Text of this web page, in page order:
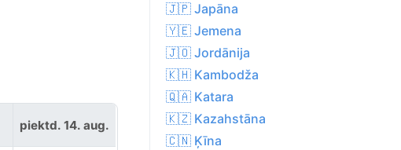
piektd. 14. aug.
🇯🇵 Japāna
🇾🇪 Jemena
🇯🇴 Jordānija
🇰🇭 Kambodža
🇶🇦 Katara
🇰🇿 Kazahstāna
🇨🇳 Ķīna